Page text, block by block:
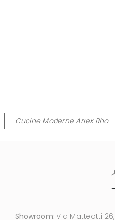
Cucine Moderne Arrex Rho
Showroom: Via Matteotti 26,